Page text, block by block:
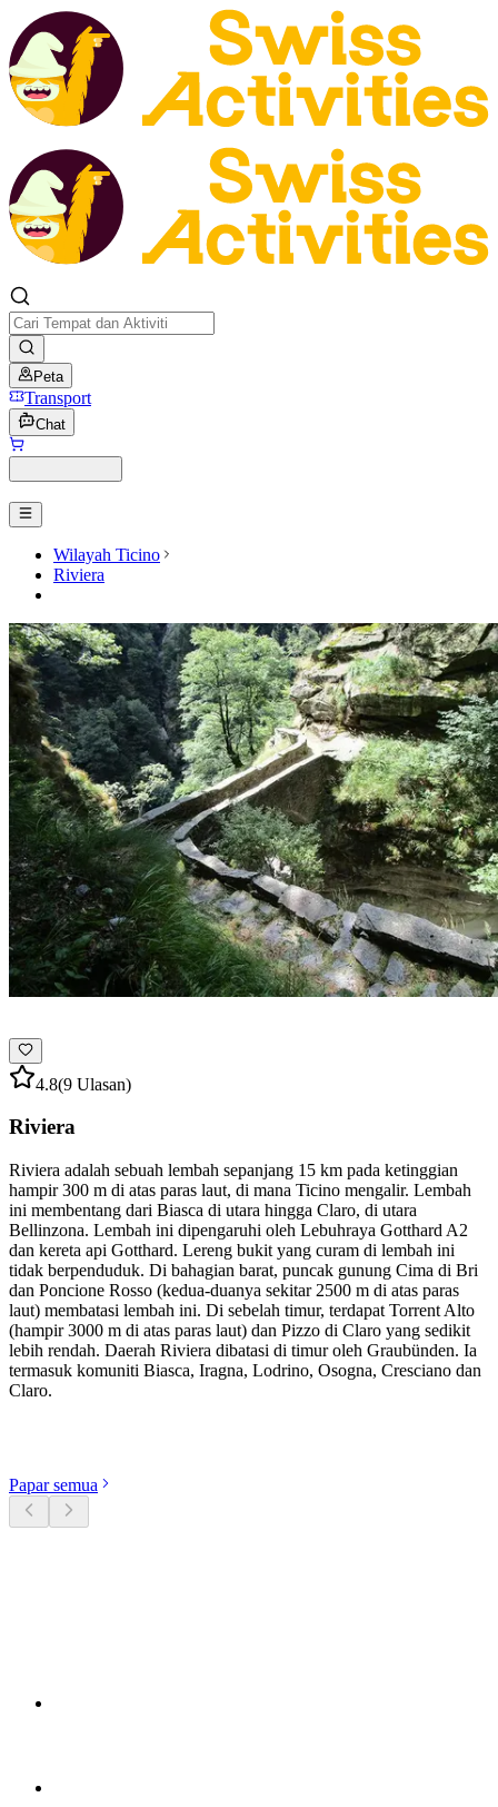
Peta
Transport
Chat
Wilayah Ticino
Riviera
4.8(9 Ulasan)
Riviera
Riviera adalah sebuah lembah sepanjang 15 km pada ketinggian
hampir 300 m di atas paras laut, di mana Ticino mengalir. Lembah
ini membentang dari Biasca di utara hingga Claro, di utara
Bellinzona. Lembah ini dipengaruhi oleh Lebuhraya Gotthard A2
dan kereta api Gotthard. Lereng bukit yang curam di lembah ini
tidak berpenduduk. Di bahagian barat, puncak gunung Cima di Bri
dan Poncione Rosso (kedua-duanya sekitar 2500 m di atas paras
laut) membatasi lembah ini. Di sebelah timur, terdapat Torrent Alto
(hampir 3000 m di atas paras laut) dan Pizzo di Claro yang sedikit
lebih rendah. Daerah Riviera dibatasi di timur oleh Graubünden. Ia
termasuk komuniti Biasca, Iragna, Lodrino, Osogna, Cresciano dan
Claro.
Papar semua